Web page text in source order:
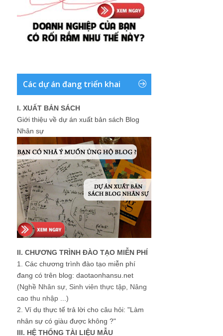
Các dự án đang triển khai
I. XUẤT BẢN SÁCH
Giới thiệu về dự án xuất bản sách Blog
Nhân sự
II. CHƯƠNG TRÌNH ĐÀO TẠO MIỄN PHÍ
1. Các chương trình đào tạo miễn phí
đang có trên blog: daotaonhansu.net
(Nghề Nhân sự, Sinh viên thực tập, Nâng
cao thu nhập ...)
2. Ví dụ thực tế trả lời cho câu hỏi: "Làm
nhân sự có giàu được không ?"
III. HỆ THỐNG TÀI LIỆU MẪU